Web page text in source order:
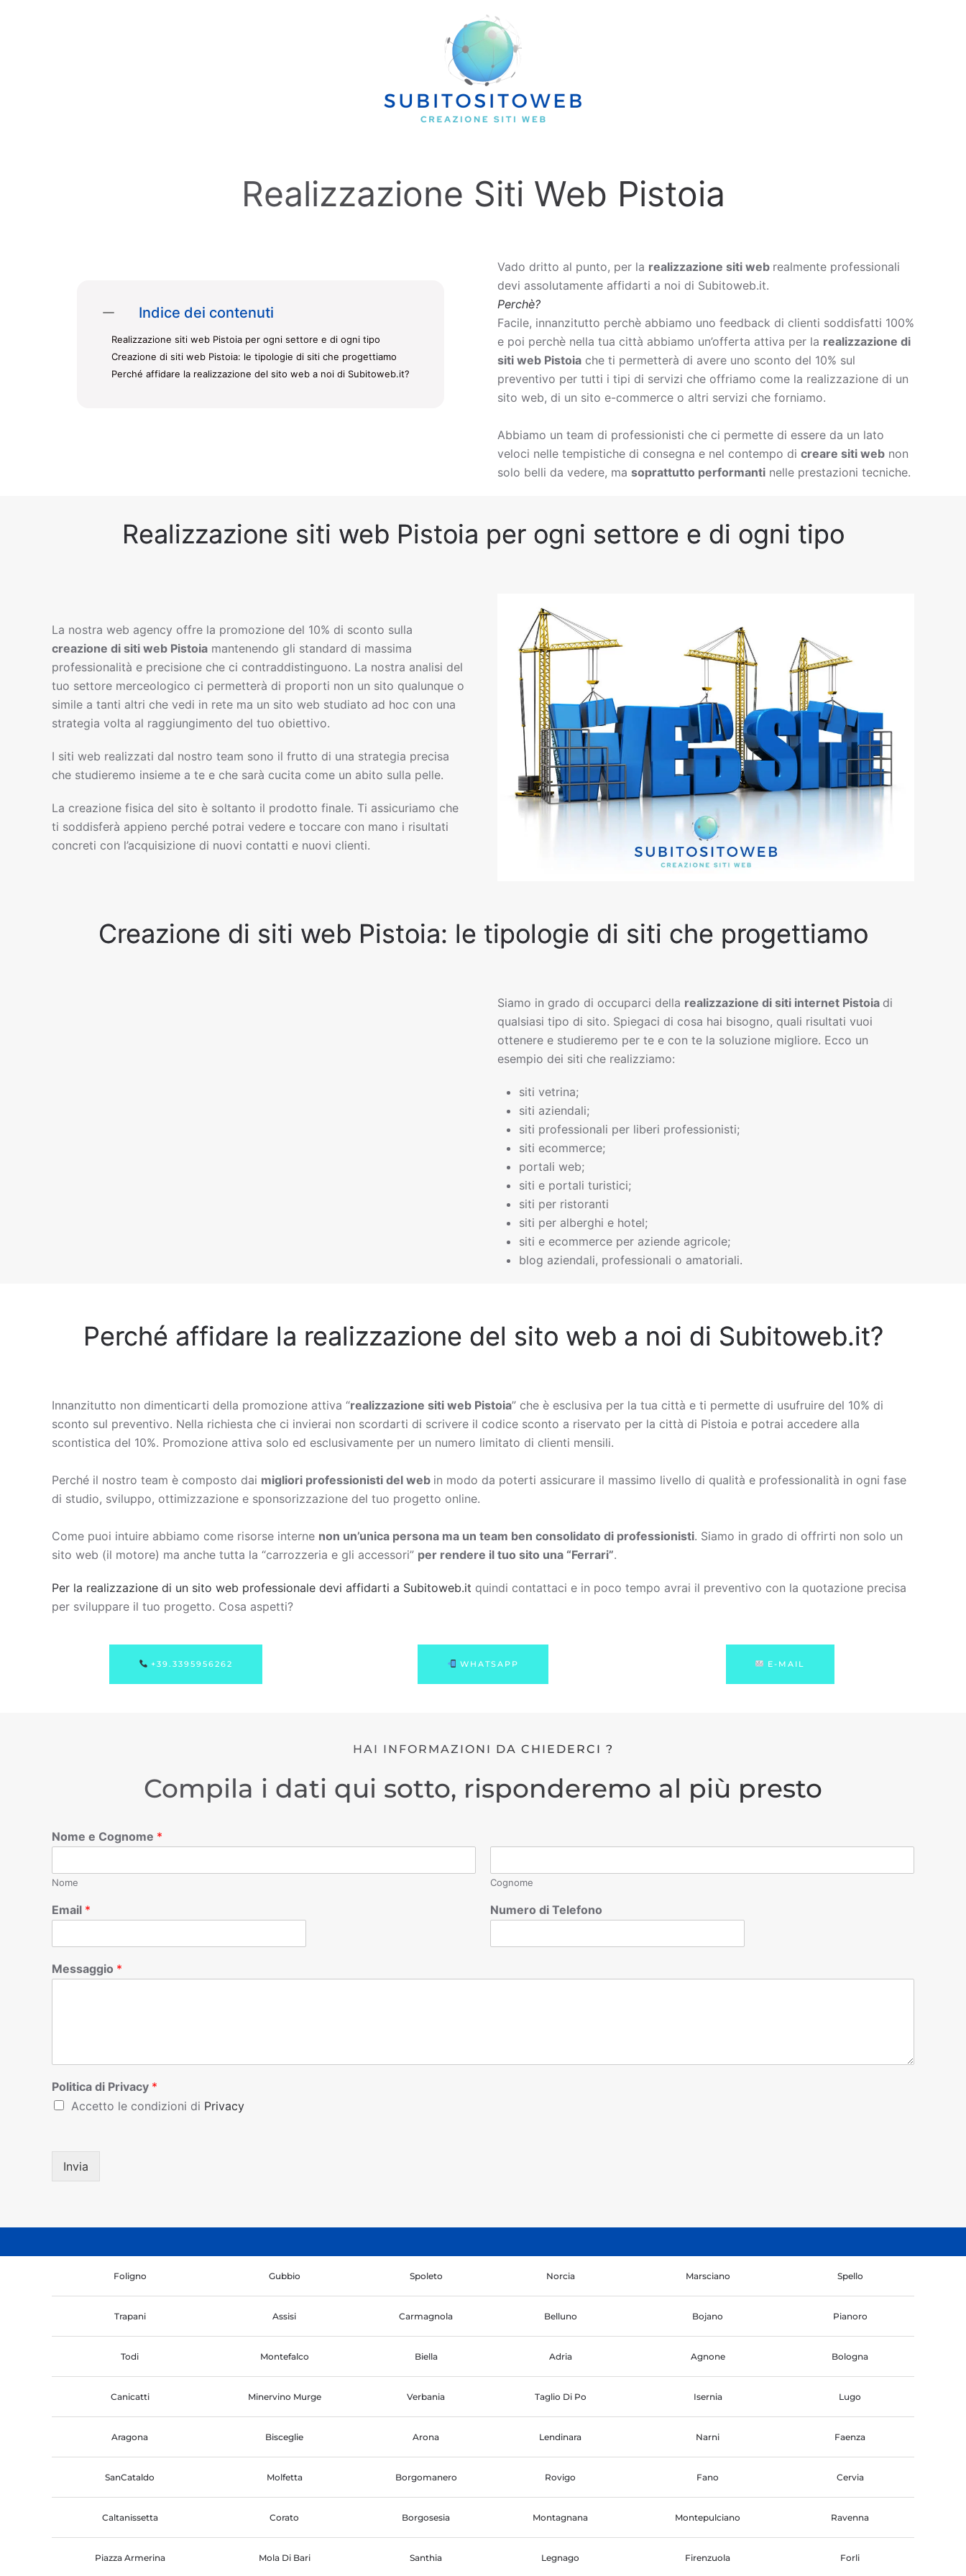
Realizzazione Siti Web Pistoia
Indice dei contenuti
Realizzazione siti web Pistoia per ogni settore e di ogni tipo
Creazione di siti web Pistoia: le tipologie di siti che progettiamo
Perché affidare la realizzazione del sito web a noi di Subitoweb.it?
Vado dritto al punto, per la realizzazione siti web realmente professionali
devi assolutamente affidarti a noi di Subitoweb.it.
Perchè?
Facile, innanzitutto perchè abbiamo uno feedback di clienti soddisfatti 100%
e poi perchè nella tua città abbiamo un’offerta attiva per la realizzazione di
siti web Pistoia che ti permetterà di avere uno sconto del 10% sul
preventivo per tutti i tipi di servizi che offriamo come la realizzazione di un
sito web, di un sito e-commerce o altri servizi che forniamo.
Abbiamo un team di professionisti che ci permette di essere da un lato
veloci nelle tempistiche di consegna e nel contempo di creare siti web non
solo belli da vedere, ma soprattutto performanti nelle prestazioni tecniche.
Realizzazione siti web Pistoia per ogni settore e di ogni tipo
La nostra web agency offre la promozione del 10% di sconto sulla
creazione di siti web Pistoia mantenendo gli standard di massima
professionalità e precisione che ci contraddistinguono. La nostra analisi del
tuo settore merceologico ci permetterà di proporti non un sito qualunque o
simile a tanti altri che vedi in rete ma un sito web studiato ad hoc con una
strategia volta al raggiungimento del tuo obiettivo.
I siti web realizzati dal nostro team sono il frutto di una strategia precisa
che studieremo insieme a te e che sarà cucita come un abito sulla pelle.
La creazione fisica del sito è soltanto il prodotto finale. Ti assicuriamo che
ti soddisferà appieno perché potrai vedere e toccare con mano i risultati
concreti con l’acquisizione di nuovi contatti e nuovi clienti.
Creazione di siti web Pistoia: le tipologie di siti che progettiamo
Siamo in grado di occuparci della realizzazione di siti internet Pistoia di
qualsiasi tipo di sito. Spiegaci di cosa hai bisogno, quali risultati vuoi
ottenere e studieremo per te e con te la soluzione migliore. Ecco un
esempio dei siti che realizziamo:
siti vetrina;
siti aziendali;
siti professionali per liberi professionisti;
siti ecommerce;
portali web;
siti e portali turistici;
siti per ristoranti
siti per alberghi e hotel;
siti e ecommerce per aziende agricole;
blog aziendali, professionali o amatoriali.
Perché affidare la realizzazione del sito web a noi di Subitoweb.it?
Innanzitutto non dimenticarti della promozione attiva “realizzazione siti web Pistoia” che è esclusiva per la tua città e ti permette di usufruire del 10% di
sconto sul preventivo. Nella richiesta che ci invierai non scordarti di scrivere il codice sconto a riservato per la città di Pistoia e potrai accedere alla
scontistica del 10%. Promozione attiva solo ed esclusivamente per un numero limitato di clienti mensili.
Perché il nostro team è composto dai migliori professionisti del web in modo da poterti assicurare il massimo livello di qualità e professionalità in ogni fase
di studio, sviluppo, ottimizzazione e sponsorizzazione del tuo progetto online.
Come puoi intuire abbiamo come risorse interne non un’unica persona ma un team ben consolidato di professionisti. Siamo in grado di offrirti non solo un
sito web (il motore) ma anche tutta la “carrozzeria e gli accessori” per rendere il tuo sito una “Ferrari”.
Per la realizzazione di un sito web professionale devi affidarti a Subitoweb.it quindi contattaci e in poco tempo avrai il preventivo con la quotazione precisa
per sviluppare il tuo progetto. Cosa aspetti?
+39.3395956262 WHATSAPP E-MAIL
HAI INFORMAZIONI DA CHIEDERCI ?
Compila i dati qui sotto, risponderemo al più presto
Nome e Cognome *
Nome Cognome
Email * Numero di Telefono
Messaggio *
Politica di Privacy *
Accetto le condizioni di Privacy
Invia
Foligno Gubbio Spoleto Norcia Marsciano Spello
Trapani Assisi Carmagnola Belluno Bojano Pianoro
Todi Montefalco Biella Adria Agnone Bologna
Canicatti Minervino Murge Verbania Taglio Di Po Isernia Lugo
Aragona Bisceglie Arona Lendinara Narni Faenza
SanCataldo Molfetta Borgomanero Rovigo Fano Cervia
Caltanissetta Corato Borgosesia Montagnana Montepulciano Ravenna
Piazza Armerina Mola Di Bari Santhia Legnago Firenzuola Forli